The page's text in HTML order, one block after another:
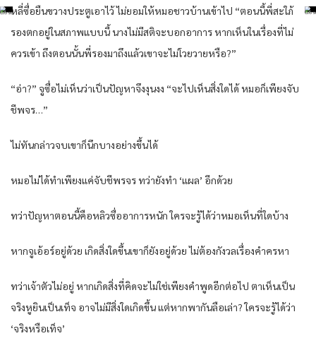
หลี่ซื่อยืนขวางประตูเอาไว้ ไม่ยอมให้หมอชาวบ้านเข้าไป “ตอนนี้พี่สะใภ้
รองตกอยู่ในสภาพแบบนี้ นางไม่มีสติจะบอกอาการ หากเห็นในเรื่องที่ไม่
ควรเข้า ถึงตอนนั้นพี่รองมาถึงแล้วเขาจะไม่โวยวายหรือ?”
“อ่า?” จูซื่อไม่เห็นว่าเป็นปัญหาจึงงุนงง “จะไปเห็นสิ่งใดได้ หมอก็เพียงจับ
ชีพจร…”
ไม่ทันกล่าวจบเขาก็นึกบางอย่างขึ้นได้
หมอไม่ได้ทำเพียงแค่จับชีพรจร ทว่ายังทำ ‘แผล’ อีกด้วย
ทว่าปัญหาตอนนี้คือหลิวซื่ออาการหนัก ใครจะรู้ได้ว่าหมอเห็นที่ใดบ้าง
หากจูเอ้อร์อยู่ด้วย เกิดสิ่งใดขึ้นเขาก็ยังอยู่ด้วย ไม่ต้องกังวลเรื่องคำครหา
ทว่าเจ้าตัวไม่อยู่ หากเกิดสิ่งที่คิดจะไม่ใช่เพียงคำพูดอีกต่อไป ตาเห็นเป็น
จริงหูยินเป็นเท็จ อาจไม่มีสิ่งใดเกิดขึ้น แต่หากพากันลือเล่า? ใครจะรู้ได้ว่า
‘จริงหรือเท็จ’